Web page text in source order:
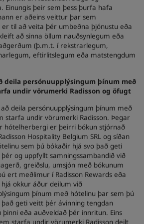
Einungis þeir sem þess þurfa hafa
er aðeins veittur þar sem
er til að veita þér umbeðna þjónustu eða
að sinna öllum nauðsynlegum eða
(þ.m.t. í rekstrarlegum,
eftirlitslegum eða matstengdum
deila persónuupplýsingum þínum með
undir vörumerki Radisson og öfugt
deila persónuupplýsingum þínum með
starfa undir vörumerki Radisson. Þegar
hótelherbergi er þeirri bókun stjórnað
Hospitality Belgium SRL og síðan
sem þú bókaðir hjá svo það geti
og uppfyllt samningssambandið við
greiðslu, umsjón með bókunum
ert meðlimur í Radisson Rewards eða
okkur áður deilum við
þínum með hótelinu þar sem þú
það geti veitt þér ávinning tengdan
þinni eða auðveldað þér innritun. Eins
starfa undir vörumerki Radisson deilt